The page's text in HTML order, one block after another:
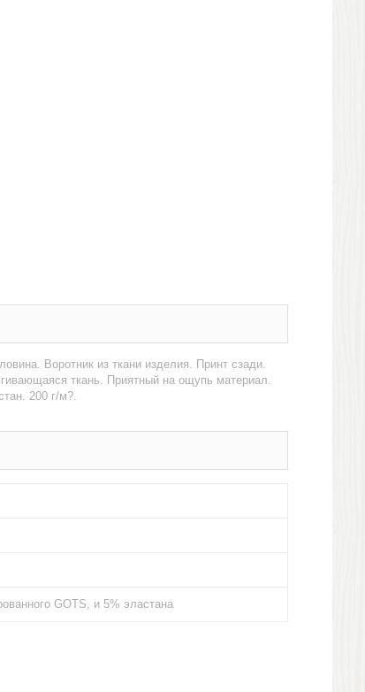
Воротник из ткани изделия. Принт сзади.
ткань. Приятный на ощупь материал.
200 г/м?.
GOTS, и 5% эластана